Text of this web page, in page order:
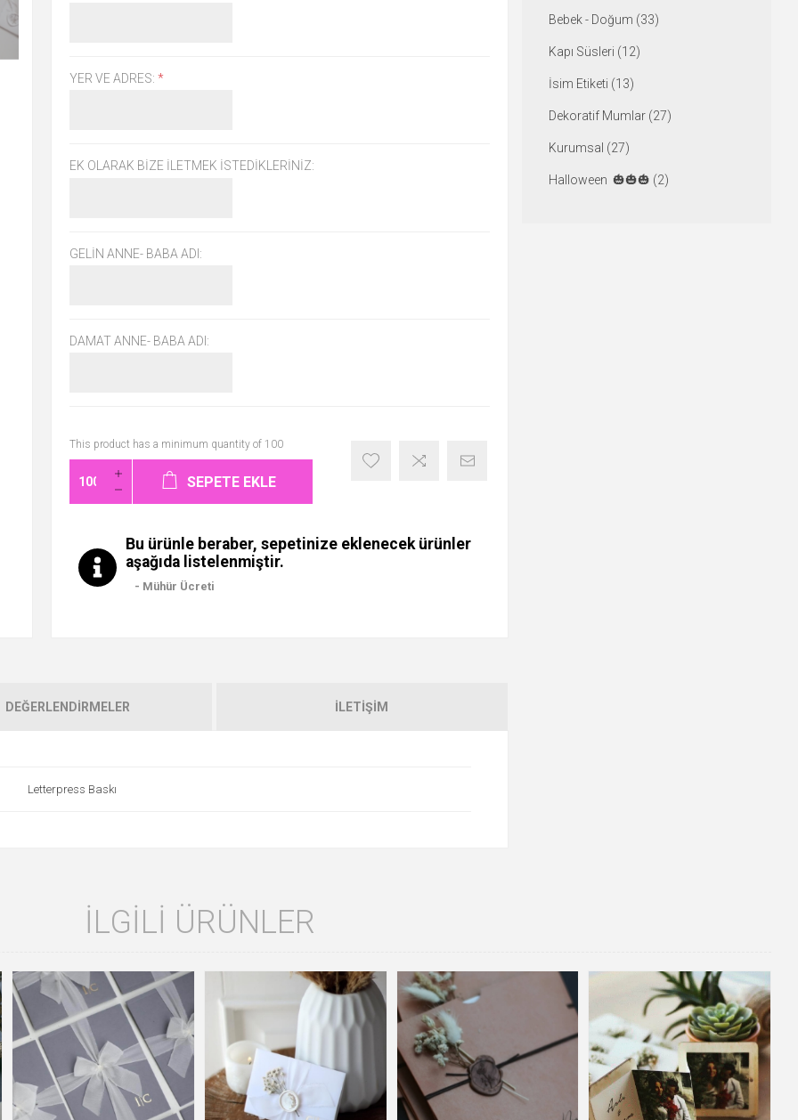
YER VE ADRES: *
EK OLARAK BIZE ILETMEK ISTEDIKLERINIZ:
GELIN ANNE- BABA ADI:
DAMAT ANNE- BABA ADI:
This product has a minimum quantity of 100
SEPETE EKLE
Bu ürünle beraber, sepetinize eklenecek ürünler
aşağıda listelenmiştir.
- Mühür Ücreti
DEĞERLENDIRMELER İLETIŞIM
Letterpress Baskı
Bebek - Doğum (33)
Kapı Süsleri (12)
İsim Etiketi (13)
Dekoratif Mumlar (27)
Kurumsal (27)
Halloween 🎃🎃🎃 (2)
İLGILI ÜRÜNLER